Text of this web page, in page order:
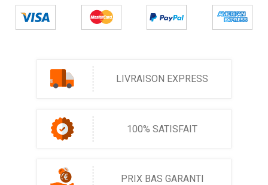
LIVRAISON EXPRESS
100% SATISFAIT
PRIX BAS GARANTI